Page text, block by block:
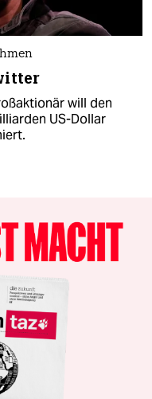
will den
US-Dollar